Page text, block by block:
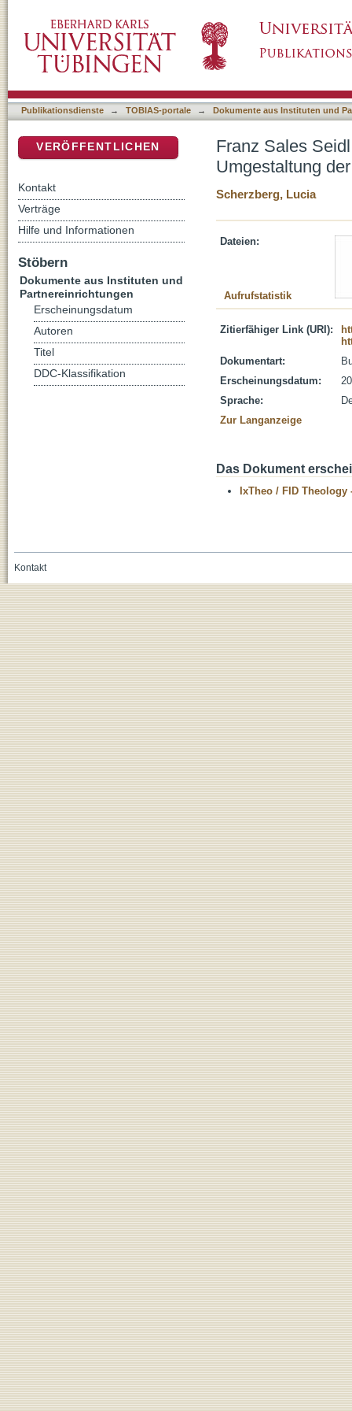
Messe
Publikationsdienste → TOBIAS-portale → Dokumente aus Instituten und
Franz Sales
Umgestaltung
Scherzberg, Lucia
Dateien:
Aufrufstatistik
Zitierfähiger Link (URI):
Dokumentart:
Erscheinungsdatum:
Sprache:
Zur Langanzeige
Das Dokument
IxTheo / FID Theology
VERÖFFENTLICHEN
Kontakt
Verträge
Hilfe und Informationen
Stöbern
Dokumente aus Instituten und
Partnereinrichtungen
Erscheinungsdatum
Autoren
Titel
DDC-Klassifikation
Kontakt